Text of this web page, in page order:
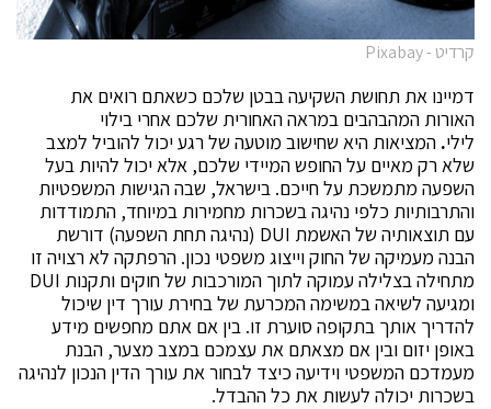
קרדיט - Pixabay
דמיינו את תחושת השקיעה בבטן שלכם כשאתם רואים את
האורות המהבהבים במראה האחורית שלכם אחרי בילוי
לילי.המציאות היא שחישוב מוטעה של רגע יכול להוביל למצב
שלא רק מאיים על החופש המיידי שלכם, אלא יכול להיות בעל
השפעה מתמשכת על חייכם. בישראל, שבה הגישות המשפטיות
והתרבותיות כלפי נהיגה בשכרות מחמירות במיוחד, התמודדות
עם תוצאותיה של האשמת DUI (נהיגה תחת השפעה) דורשת
הבנה מעמיקה של החוק וייצוג משפטי נכון. הרפתקה לא רצויה זו
מתחילה בצלילה עמוקה לתוך המורכבות של חוקים ותקנות DUI
ומגיעה לשיאה במשימה המכרעת של בחירת עורך דין שיכול
להדריך אותך בתקופה סוערת זו. בין אם אתם מחפשים מידע
באופן יזום ובין אם מצאתם את עצמכם במצב מצער, הבנת
מעמדכם המשפטי וידיעה כיצד לבחור את עורך הדין הנכון לנהיגה
בשכרות יכולה לעשות את כל ההבדל.